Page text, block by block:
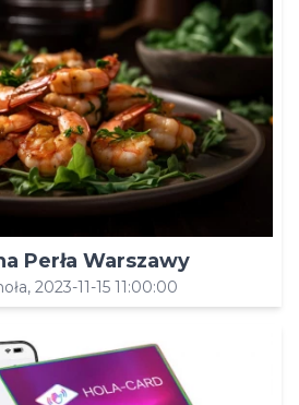
Perła Warszawy
2023-11-15 11:00:00